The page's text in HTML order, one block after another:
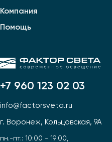
+7 960 123 02 03
info@factorsveta.ru
г. Воронеж, Кольцовская, 9А
пн.-пт.: 10:00 - 19:00,
Компания
Помощь